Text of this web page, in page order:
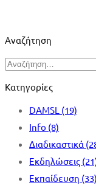
Αναζήτηση
Search
Κατηγορίες
DAMSL (19)
Info (8)
Διαδικαστικά
Εκδηλώσεις
Εκπαίδευση (33)